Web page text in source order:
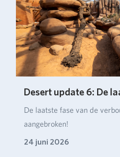
Desert update 6: De
De laatste fase van de
aangebroken!
24 juni 2026